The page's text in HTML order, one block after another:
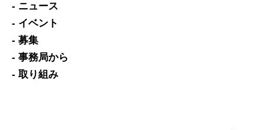
- ニュース
- イベント
- 募集
- 事務局から
- 取り組み